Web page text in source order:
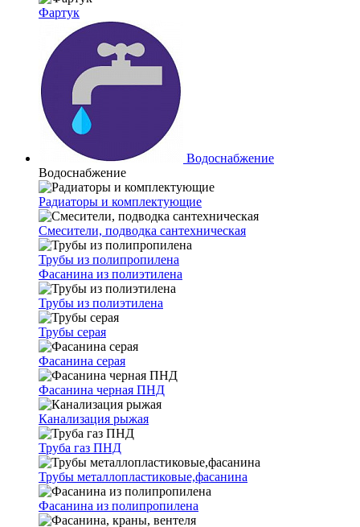
Фартук
Водоснабжение
Водоснабжение
Радиаторы и комплектующие
Смесители, подводка сантехническая
Трубы из полипропилена
Фасанина из полиэтилена
Трубы из полиэтилена
Трубы серая
Фасанина серая
Фасанина черная ПНД
Канализация рыжая
Труба газ ПНД
Трубы металлопластиковые,фасанина
Фасанина из полипропилена